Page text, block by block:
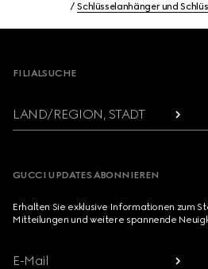
Schlüsselanhänger und
FILIALSUCHE
LAND/REGION, STADT
GUCCI UPDATES ABONNIEREN
Erhalten Sie exklusive Informationen zum
Mitteilungen und weitere spannende
E-Mail